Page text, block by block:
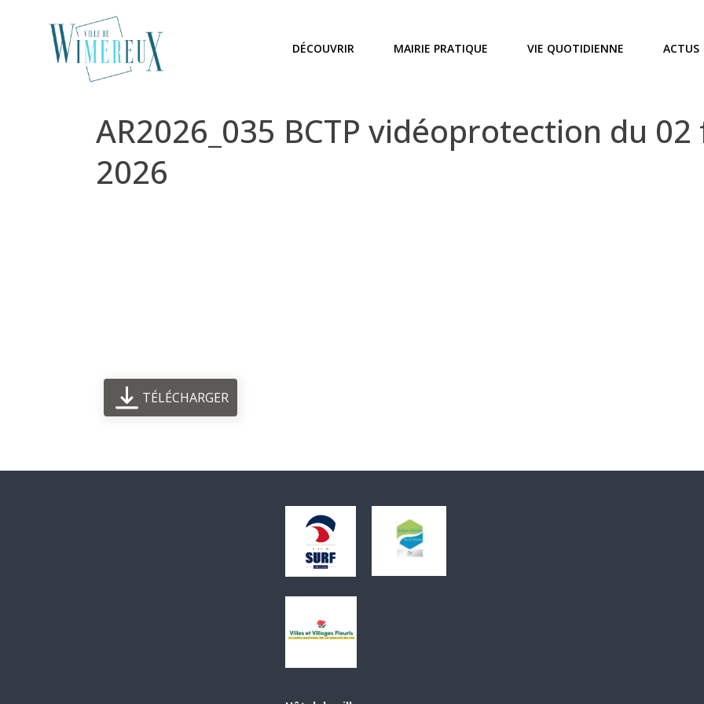
DÉCOUVRIR MAIRIE PRATIQUE VIE QUOTIDIENNE ACTUS
AR2026_035 BCTP vidéoprotection du
2026
TÉLÉCHARGER